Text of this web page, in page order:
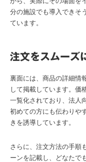
分の施設でも導入できそ
ています。
注文をスムーズ
裏面には、商品の詳細情
して掲載しています。価
一覧化されており、法人
初めての方にも伝わりや
きを誘導しています。
さらに、注文方法の手順
ーンを記載し、どなたで